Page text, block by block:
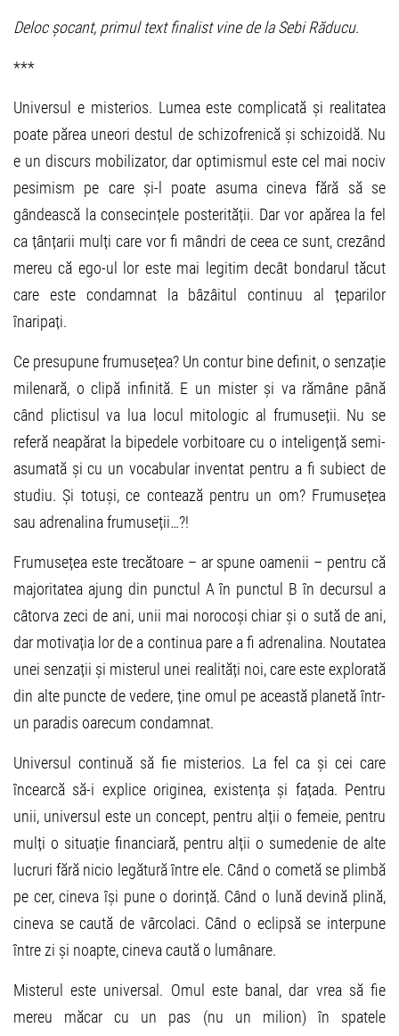
Deloc șocant, primul text finalist vine de la Sebi Răducu.
***
Universul e misterios. Lumea este complicată și realitatea
poate părea uneori destul de schizofrenică și schizoidă. Nu
e un discurs mobilizator, dar optimismul este cel mai nociv
pesimism pe care și-l poate asuma cineva fără să se
gândească la consecințele posterității. Dar vor apărea la fel
ca țânțarii mulți care vor fi mândri de ceea ce sunt, crezând
mereu că ego-ul lor este mai legitim decât bondarul tăcut
care este condamnat la bâzâitul continuu al țeparilor
înaripați.
Ce presupune frumusețea? Un contur bine definit, o senzație
milenară, o clipă infinită. E un mister și va rămâne până
când plictisul va lua locul mitologic al frumuseții. Nu se
referă neapărat la bipedele vorbitoare cu o inteligență semi-
asumată și cu un vocabular inventat pentru a fi subiect de
studiu. Și totuși, ce contează pentru un om? Frumusețea
sau adrenalina frumuseții…?!
Frumusețea este trecătoare – ar spune oamenii – pentru că
majoritatea ajung din punctul A în punctul B în decursul a
câtorva zeci de ani, unii mai norocoși chiar și o sută de ani,
dar motivația lor de a continua pare a fi adrenalina. Noutatea
unei senzații și misterul unei realități noi, care este explorată
din alte puncte de vedere, ține omul pe această planetă într-
un paradis oarecum condamnat.
Universul continuă să fie misterios. La fel ca și cei care
încearcă să-i explice originea, existența și fațada. Pentru
unii, universul este un concept, pentru alții o femeie, pentru
mulți o situație financiară, pentru alții o sumedenie de alte
lucruri fără nicio legătură între ele. Când o cometă se plimbă
pe cer, cineva își pune o dorință. Când o lună devină plină,
cineva se caută de vârcolaci. Când o eclipsă se interpune
între zi și noapte, cineva caută o lumânare.
Misterul este universal. Omul este banal, dar vrea să fie
mereu măcar cu un pas (nu un milion) în spatele